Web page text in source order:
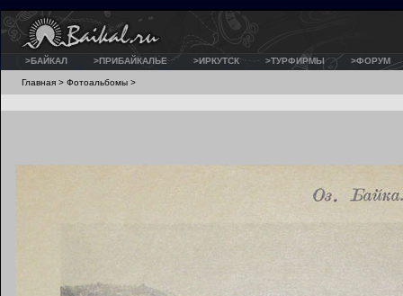
>БАЙКАЛ >ПРИБАЙКАЛЬЕ >ИРКУТСК >ТУРФИРМЫ >ФОРУМ
Главная > Фотоальбомы >